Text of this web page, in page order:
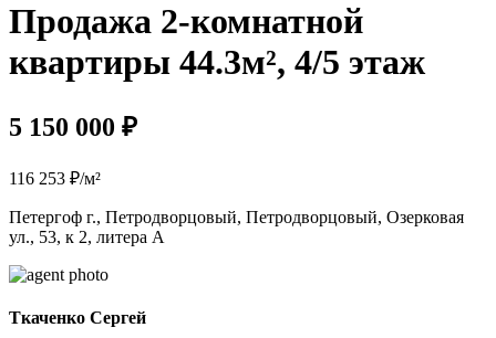
Продажа 2-комнатной
квартиры 44.3м², 4/5 этаж
5 150 000 ₽
116 253 ₽/м²
Петергоф г., Петродворцовый, Петродворцовый, Озерковая
ул., 53, к 2, литера А
Ткаченко Сергей